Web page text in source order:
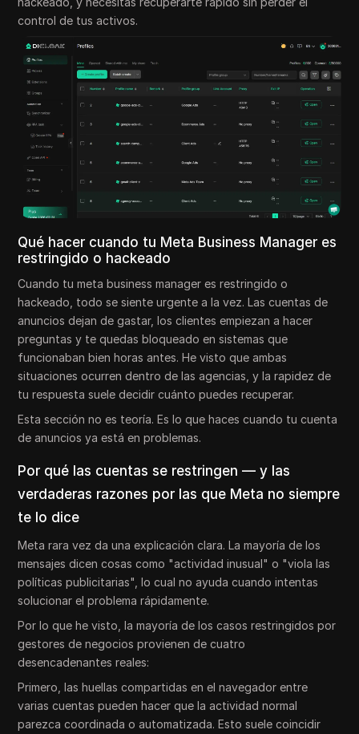
control de tus activos.
Qué hacer cuando tu Meta Business Manager es
restringido o hackeado
Cuando tu meta business manager es restringido o
hackeado, todo se siente urgente a la vez. Las cuentas de
anuncios dejan de gastar, los clientes empiezan a hacer
preguntas y te quedas bloqueado en sistemas que
funcionaban bien horas antes. He visto que ambas
situaciones ocurren dentro de las agencias, y la rapidez de
tu respuesta suele decidir cuánto puedes recuperar.
Esta sección no es teoría. Es lo que haces cuando tu cuenta
de anuncios ya está en problemas.
Por qué las cuentas se restringen — y las
verdaderas razones por las que Meta no siempre
te lo dice
Meta rara vez da una explicación clara. La mayoría de los
mensajes dicen cosas como "actividad inusual" o "viola las
políticas publicitarias", lo cual no ayuda cuando intentas
solucionar el problema rápidamente.
Por lo que he visto, la mayoría de los casos restringidos por
gestores de negocios provienen de cuatro
desencadenantes reales:
Primero, las huellas compartidas en el navegador entre
varias cuentas pueden hacer que la actividad normal
parezca coordinada o automatizada. Esto suele coincidir